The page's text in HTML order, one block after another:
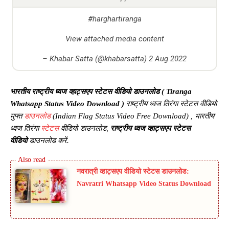
#harghartiranga
View attached media content
– Khabar Satta (@khabarsatta) 2 Aug 2022
भारतीय राष्ट्रीय ध्वज व्हाट्सएप स्टेटस वीडियो डाउनलोड ( Tiranga
Whatsapp Status Video Download ) राष्ट्रीय ध्वज तिरंगा स्टेटस वीडियो
मुफ्तडाउनलोड(Indian Flag Status Video Free Download) , भारतीय
ध्वज तिरंगास्टेटसवीडियो डाउनलोड, राष्ट्रीय ध्वज व्हाट्सएप स्टेटस
वीडियोडाउनलोड करें.
नवरात्री व्हाट्सएप वीडियो स्टेटस डाउनलोड:
Navratri Whatsapp Video Status Download